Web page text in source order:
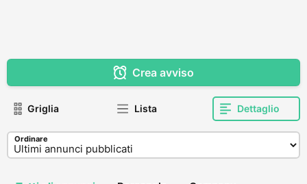
Crea avviso
Griglia Lista Dettaglio
Ordinare